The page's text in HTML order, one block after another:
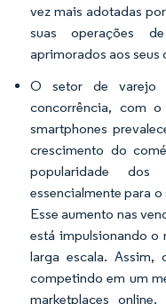
vez mais adotadas
suas operações
aprimorados aos seus
O setor de varejo
concorrência, com
smartphones
crescimento do
popularidade dos
essencialmente para
Esse aumento nas
está impulsionando o
larga escala. Assim,
competindo em um
marketplaces